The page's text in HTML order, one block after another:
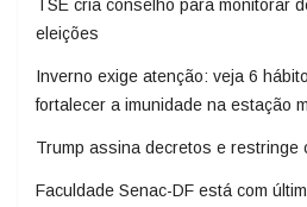
TSE cria conselho para monitorar
eleições
Inverno exige atenção: veja 6
fortalecer a imunidade na estação
Trump assina decretos e restringe
Faculdade Senac-DF está com